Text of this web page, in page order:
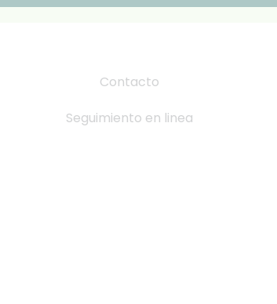
Contacto
Seguimiento en linea